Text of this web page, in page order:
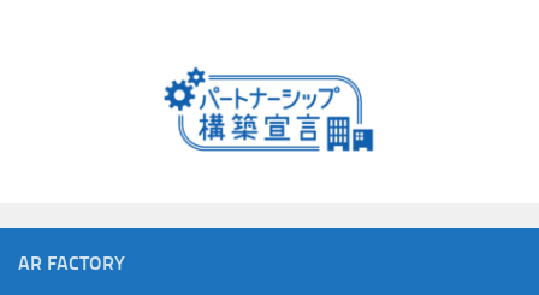
AR FACTORY